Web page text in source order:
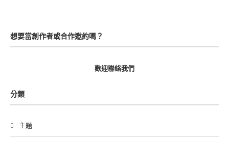
想要當創作者或合作邀約嗎？
歡迎聯絡我們
分類
主題